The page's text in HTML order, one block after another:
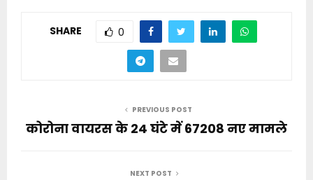
SHARE 0
PREVIOUS POST
कोरोना वायरस के 24 घंटे में 67208 नए मामले
NEXT POST